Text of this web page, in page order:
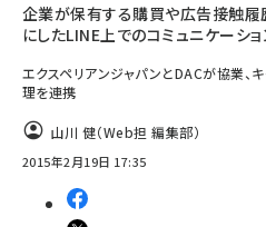
企業が保有する購買や広告接触履
にしたLINE上でのコミュニケーシ
エクスペリアンジャパンとDACが協業、
理を連携
山川 健（Web担 編集部）
2015年2月19日 17:35